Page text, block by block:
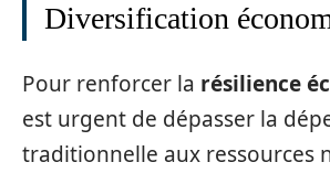
Diversification
Pour renforcer la résilience
est urgent de dépasser la
traditionnelle aux ressources